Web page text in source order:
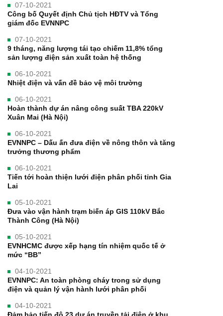
07-10-2021
Công bố Quyết định Chủ tịch HĐTV và Tổng
giám đốc EVNNPC
07-10-2021
9 tháng, năng lượng tái tạo chiếm 11,8% tổng
sản lượng điện sản xuất toàn hệ thống
06-10-2021
Nhiệt điện và vấn đề bảo vệ môi trường
06-10-2021
Hoàn thành dự án nâng công suất TBA 220kV
Xuân Mai (Hà Nội)
06-10-2021
EVNNPC – Dấu ấn đưa điện về nông thôn và tăng
trưởng thương phẩm
06-10-2021
Tiến tới hoàn thiện lưới điện phân phối tỉnh Gia
Lai
05-10-2021
Đưa vào vận hành trạm biến áp GIS 110kV Bắc
Thành Công (Hà Nội)
05-10-2021
EVNHCMC được xếp hạng tín nhiệm quốc tế ở
mức “BB”
04-10-2021
EVNNPC: An toàn phòng cháy trong sử dụng
điện và quản lý vận hành lưới phân phối
04-10-2021
Đảm bảo tiến độ 23 dự án truyền tải điện ở khu